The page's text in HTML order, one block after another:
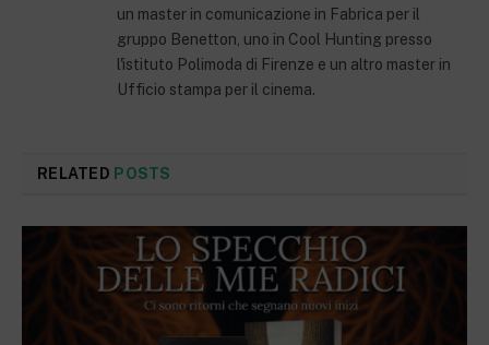
un master in comunicazione in Fabrica per il
gruppo Benetton, uno in Cool Hunting presso
l'istituto Polimoda di Firenze e un altro master in
Ufficio stampa per il cinema.
RELATED POSTS